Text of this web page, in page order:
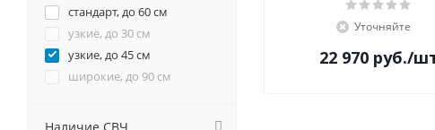
Уточняйте
22 970 руб./
Jackys
Kaiser
KANZLER
Korting
Kuchenchef
стандарт, до 60 см
узкие, до 30 см
узкие, до 45 см
широкие, до 90 см